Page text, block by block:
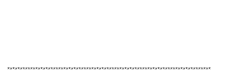
********************************************************************************